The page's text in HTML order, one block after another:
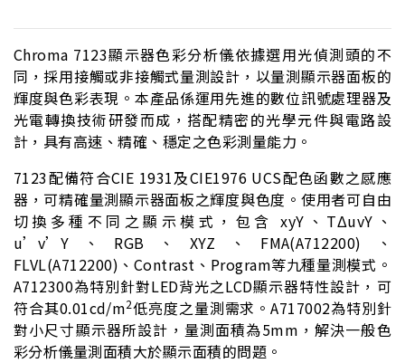
Chroma 7123顯示器色彩分析儀依據選用光偵測頭的不
同，採用接觸或非接觸式量測設計，以量測顯示器面板的
輝度與色彩表現。本產品係運用先進的數位訊號處理器及
光電轉換技術研發而成，搭配精密的光學元件與電路設
計，具有高速、精確、穩定之色彩測量能力。
7123配備符合CIE 1931及CIE1976 UCS配色函數之感應
器，可精確量測顯示器面板之輝度與色度。使用者可自由
切換多種不同之顯示模式，包含 xyY、TΔuvY、
u’v’Y、RGB、XYZ、FMA(A712200)、
FLVL(A712200)、Contrast、Program等九種量測模式。
A712300為特別針對LED背光之LCD顯示器特性設計，可
符合其0.01cd/m2低亮度之量測需求。A717002為特別針
對小尺寸顯示器所設計，量測面積為5mm，解決一般色
彩分析儀量測面積大於顯示面積的問題。